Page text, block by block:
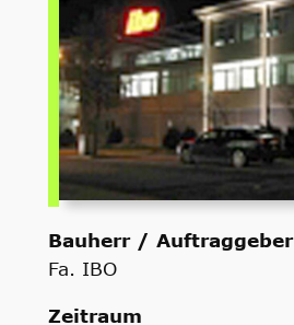
Bauherr / Auftraggeber
Fa. IBO
Zeitraum